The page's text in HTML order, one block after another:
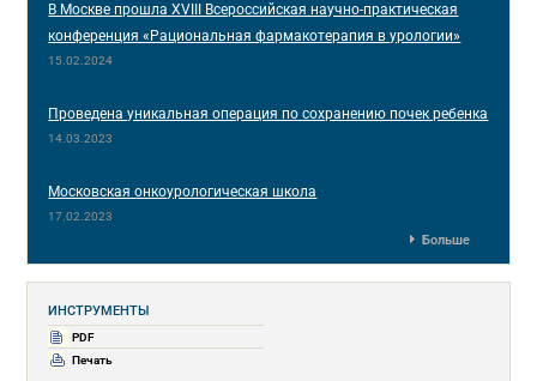
В Москве прошла XVIII Всероссийская научно-практическая
конференция «Рациональная фармакотерапия в урологии»
15.02.2024
Проведена уникальная операция по сохранению почек ребенка
14.03.2023
Московская онкоурологическая школа
17.02.2023
Больше
ИНСТРУМЕНТЫ
PDF
Печать